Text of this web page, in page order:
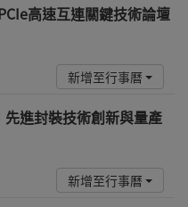
高速互連關鍵技術論壇
新增至行事曆
先進封裝技術創新與量產
新增至行事曆